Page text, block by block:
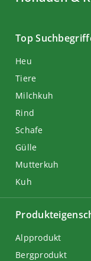
Top
Heu
Tiere
Milchkuh
Rind
Schafe
Gülle
Mutterkuh
Kuh
Alpprodukt
Bergprodukt